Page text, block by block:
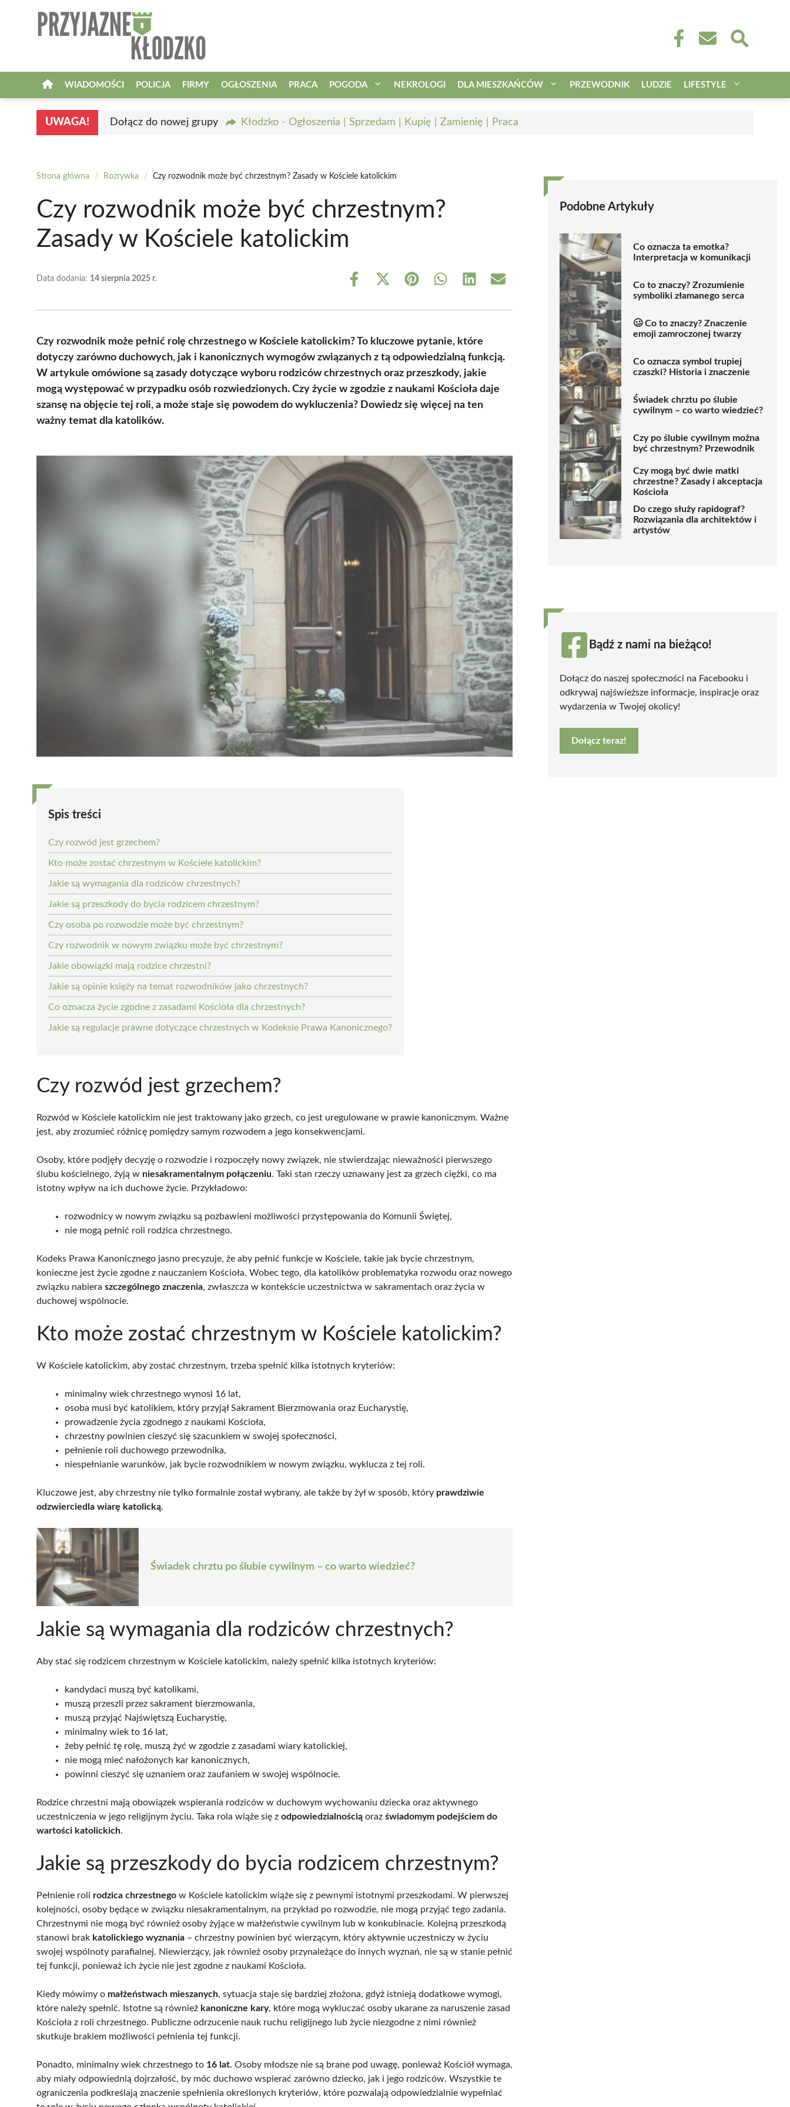
WIADOMOŚCI POLICJA FIRMY OGŁOSZENIA PRACA POGODA NEKROLOGI DLA MIESZKAŃCÓW PRZEWODNIK LUDZIE LIFESTYLE
UWAGA! Dołącz do nowej grupy Kłodzko - Ogłoszenia | Sprzedam | Kupię | Zamienię | Praca
Strona główna / Rozrywka / Czy rozwodnik może być chrzestnym? Zasady w Kościele katolickim
Czy rozwodnik może być chrzestnym?
Zasady w Kościele katolickim
Data dodania: 14 sierpnia 2025 r.
Share
Share
(Twitter)
Share Share Share Share
Czy rozwodnik może pełnić rolę chrzestnego w Kościele katolickim? To kluczowe pytanie, które
dotyczy zarówno duchowych, jak i kanonicznych wymogów związanych z tą odpowiedzialną funkcją.
W artykule omówione są zasady dotyczące wyboru rodziców chrzestnych oraz przeszkody, jakie
mogą występować w przypadku osób rozwiedzionych. Czy życie w zgodzie z naukami Kościoła daje
szansę na objęcie tej roli, a może staje się powodem do wykluczenia? Dowiedz się więcej na ten
ważny temat dla katolików.
Spis treści
Czy rozwód jest grzechem?
Kto może zostać chrzestnym w Kościele katolickim?
Jakie są wymagania dla rodziców chrzestnych?
Jakie są przeszkody do bycia rodzicem chrzestnym?
Czy osoba po rozwodzie może być chrzestnym?
Czy rozwodnik w nowym związku może być chrzestnym?
Jakie obowiązki mają rodzice chrzestni?
Jakie są opinie księży na temat rozwodników jako chrzestnych?
Co oznacza życie zgodne z zasadami Kościoła dla chrzestnych?
Jakie są regulacje prawne dotyczące chrzestnych w Kodeksie Prawa Kanonicznego?
Czy rozwód jest grzechem?
Rozwód w Kościele katolickim nie jest traktowany jako grzech, co jest uregulowane w prawie kanonicznym. Ważne
jest, aby zrozumieć różnicę pomiędzy samym rozwodem a jego konsekwencjami.
Osoby, które podjęły decyzję o rozwodzie i rozpoczęły nowy związek, nie stwierdzając nieważności pierwszego
ślubu kościelnego, żyją w niesakramentalnym połączeniu. Taki stan rzeczy uznawany jest za grzech ciężki, co ma
istotny wpływ na ich duchowe życie. Przykładowo:
rozwodnicy w nowym związku są pozbawieni możliwości przystępowania do Komunii Świętej,
nie mogą pełnić roli rodzica chrzestnego.
Kodeks Prawa Kanonicznego jasno precyzuje, że aby pełnić funkcje w Kościele, takie jak bycie chrzestnym,
konieczne jest życie zgodne z nauczaniem Kościoła. Wobec tego, dla katolików problematyka rozwodu oraz nowego
związku nabiera szczególnego znaczenia, zwłaszcza w kontekście uczestnictwa w sakramentach oraz życia w
duchowej wspólnocie.
Kto może zostać chrzestnym w Kościele katolickim?
W Kościele katolickim, aby zostać chrzestnym, trzeba spełnić kilka istotnych kryteriów:
minimalny wiek chrzestnego wynosi 16 lat,
osoba musi być katolikiem, który przyjął Sakrament Bierzmowania oraz Eucharystię,
prowadzenie życia zgodnego z naukami Kościoła,
chrzestny powinien cieszyć się szacunkiem w swojej społeczności,
pełnienie roli duchowego przewodnika,
niespełnianie warunków, jak bycie rozwodnikiem w nowym związku, wyklucza z tej roli.
Kluczowe jest, aby chrzestny nie tylko formalnie został wybrany, ale także by żył w sposób, który prawdziwie
odzwierciedla wiarę katolicką.
Świadek chrztu po ślubie cywilnym – co warto wiedzieć?
Jakie są wymagania dla rodziców chrzestnych?
Aby stać się rodzicem chrzestnym w Kościele katolickim, należy spełnić kilka istotnych kryteriów:
kandydaci muszą być katolikami,
muszą przeszli przez sakrament bierzmowania,
muszą przyjąć Najświętszą Eucharystię,
minimalny wiek to 16 lat,
żeby pełnić tę rolę, muszą żyć w zgodzie z zasadami wiary katolickiej,
nie mogą mieć nałożonych kar kanonicznych,
powinni cieszyć się uznaniem oraz zaufaniem w swojej wspólnocie.
Rodzice chrzestni mają obowiązek wspierania rodziców w duchowym wychowaniu dziecka oraz aktywnego
uczestniczenia w jego religijnym życiu. Taka rola wiąże się z odpowiedzialnością oraz świadomym podejściem do
wartości katolickich.
Jakie są przeszkody do bycia rodzicem chrzestnym?
Pełnienie roli rodzica chrzestnego w Kościele katolickim wiąże się z pewnymi istotnymi przeszkodami. W pierwszej
kolejności, osoby będące w związku niesakramentalnym, na przykład po rozwodzie, nie mogą przyjąć tego zadania.
Chrzestnymi nie mogą być również osoby żyjące w małżeństwie cywilnym lub w konkubinacie. Kolejną przeszkodą
stanowi brak katolickiego wyznania – chrzestny powinien być wierzącym, który aktywnie uczestniczy w życiu
swojej wspólnoty parafialnej. Niewierzący, jak również osoby przynależące do innych wyznań, nie są w stanie pełnić
tej funkcji, ponieważ ich życie nie jest zgodne z naukami Kościoła.
Kiedy mówimy o małżeństwach mieszanych, sytuacja staje się bardziej złożona, gdyż istnieją dodatkowe wymogi,
które należy spełnić. Istotne są również kanoniczne kary, które mogą wykluczać osoby ukarane za naruszenie zasad
Kościoła z roli chrzestnego. Publiczne odrzucenie nauk ruchu religijnego lub życie niezgodne z nimi również
skutkuje brakiem możliwości pełnienia tej funkcji.
Ponadto, minimalny wiek chrzestnego to 16 lat. Osoby młodsze nie są brane pod uwagę, ponieważ Kościół wymaga,
aby miały odpowiednią dojrzałość, by móc duchowo wspierać zarówno dziecko, jak i jego rodziców. Wszystkie te
ograniczenia podkreślają znaczenie spełnienia określonych kryteriów, które pozwalają odpowiedzialnie wypełniać
Podobne Artykuły
Co oznacza ta emotka?
Interpretacja w komunikacji
Co to znaczy? Zrozumienie
symboliki złamanego serca
🥴 Co to znaczy? Znaczenie
emoji zamroczonej twarzy
Co oznacza symbol trupiej
czaszki? Historia i znaczenie
Świadek chrztu po ślubie
cywilnym – co warto wiedzieć?
Czy po ślubie cywilnym można
być chrzestnym? Przewodnik
Czy mogą być dwie matki
chrzestne? Zasady i akceptacja
Kościoła
Do czego służy rapidograf?
Rozwiązania dla architektów i
artystów
Bądź z nami na bieżąco!
Dołącz do naszej społeczności na Facebooku i
odkrywaj najświeższe informacje, inspiracje oraz
wydarzenia w Twojej okolicy!
Dołącz teraz!